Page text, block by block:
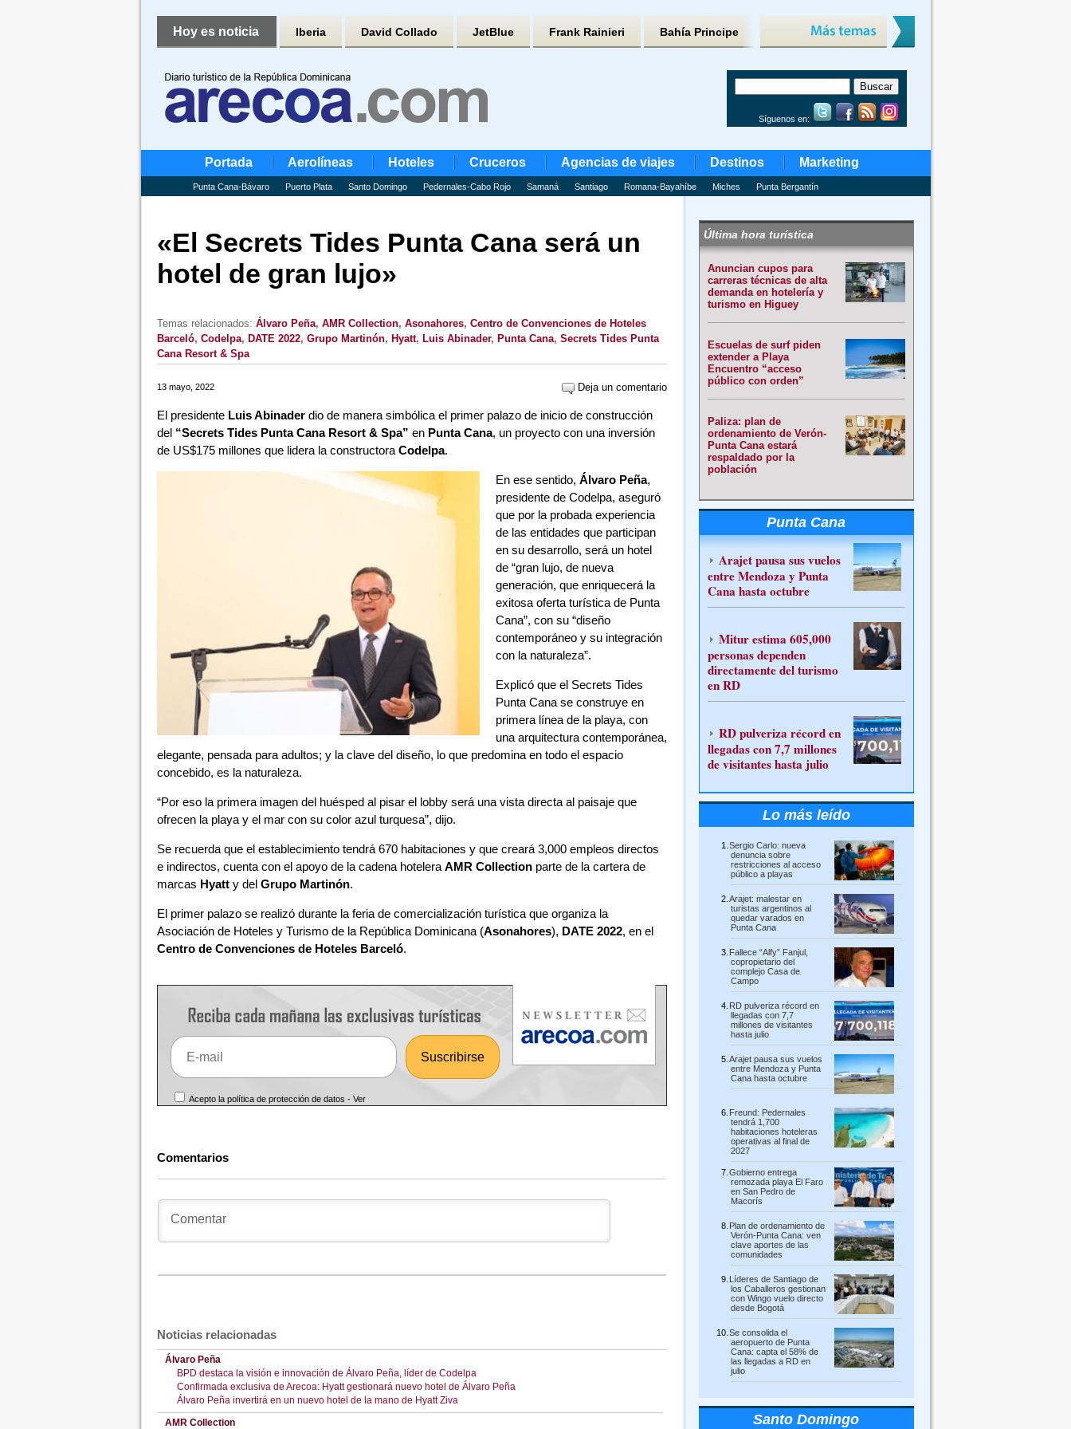
Hoy es noticia Iberia David Collado JetBlue Frank Rainieri Bahía Principe
Síguenos en:
Portada Aerolíneas Hoteles Cruceros Agencias de viajes Destinos Marketing
Punta Cana-Bávaro Puerto Plata Santo Domingo Pedernales-Cabo Rojo Samaná Santiago Romana-Bayahíbe Miches Punta Bergantín
«El Secrets Tides Punta Cana será un
hotel de gran lujo»
Temas relacionados: Álvaro Peña, AMR Collection, Asonahores, Centro de Convenciones de Hoteles
Barceló, Codelpa, DATE 2022, Grupo Martinón, Hyatt, Luis Abinader, Punta Cana, Secrets Tides Punta
Cana Resort & Spa
13 mayo, 2022 Deja un comentario
El presidente Luis Abinaderdio de manera simbólica el primer palazo de inicio de construcción
del “Secrets Tides Punta Cana Resort & Spa” en Punta Cana, un proyecto con una inversión
de US$175 millones que lidera la constructora Codelpa.
En ese sentido, Álvaro Peña,
presidente de Codelpa, aseguró
que por la probada experiencia
de las entidades que participan
en su desarrollo, será un hotel
de “gran lujo, de nueva
generación, que enriquecerá la
exitosa oferta turística de Punta
Cana”, con su “diseño
contemporáneo y su integración
con la naturaleza”.
Explicó que el Secrets Tides
Punta Cana se construye en
primera línea de la playa, con
una arquitectura contemporánea,
elegante, pensada para adultos; y la clave del diseño, lo que predomina en todo el espacio
concebido, es la naturaleza.
“Por eso la primera imagen del huésped al pisar el lobby será una vista directa al paisaje que
ofrecen la playa y el mar con su color azul turquesa”, dijo.
Se recuerda que el establecimiento tendrá 670 habitaciones y que creará 3,000 empleos directos
e indirectos, cuenta con el apoyo de la cadena hotelera AMR Collectionparte de la cartera de
marcas Hyatty del Grupo Martinón.
El primer palazo se realizó durante la feria de comercialización turística que organiza la
Asociación de Hoteles y Turismo de la República Dominicana (Asonahores), DATE 2022, en el
Centro de Convenciones de Hoteles Barceló.
Acepto la política de protección de datos -Ver
Comentarios
Noticias relacionadas
Álvaro Peña
BPD destaca la visión e innovación de Álvaro Peña, líder de Codelpa
Confirmada exclusiva de Arecoa: Hyatt gestionará nuevo hotel de Álvaro Peña
Álvaro Peña invertirá en un nuevo hotel de la mano de Hyatt Ziva
AMR Collection
Última hora turística
Anuncian cupos para
carreras técnicas de alta
demanda en hotelería y
turismo en Higuey
Escuelas de surf piden
extender a Playa
Encuentro “acceso
público con orden”
Paliza: plan de
ordenamiento de Verón-
Punta Cana estará
respaldado por la
población
Punta Cana
Arajet pausa sus vuelos
entre Mendoza y Punta
Cana hasta octubre
Mitur estima 605,000
personas dependen
directamente del turismo
en RD
RD pulveriza récord en
llegadas con 7,7 millones
de visitantes hasta julio
Lo más leído
Sergio Carlo: nueva
denuncia sobre
restricciones al acceso
público a playas
Arajet: malestar en
turistas argentinos al
quedar varados en
Punta Cana
Fallece “Alfy” Fanjul,
copropietario del
complejo Casa de
Campo
RD pulveriza récord en
llegadas con 7,7
millones de visitantes
hasta julio
Arajet pausa sus vuelos
entre Mendoza y Punta
Cana hasta octubre
Freund: Pedernales
tendrá 1,700
habitaciones hoteleras
operativas al final de
2027
Gobierno entrega
remozada playa El Faro
en San Pedro de
Macorís
Plan de ordenamiento de
Verón-Punta Cana: ven
clave aportes de las
comunidades
Líderes de Santiago de
los Caballeros gestionan
con Wingo vuelo directo
desde Bogotá
Se consolida el
aeropuerto de Punta
Cana: capta el 58% de
las llegadas a RD en
julio
Santo Domingo